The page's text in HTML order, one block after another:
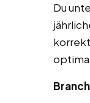
Du